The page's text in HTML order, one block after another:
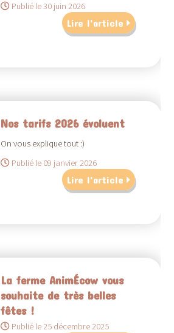
Publié le 30 juin 2026
Lire l'article
Nos tarifs 2026 évoluent
On vous explique tout :)
Publié le 09 janvier 2026
Lire l'article
La ferme AnimÉcow vous
souhaite de très belles
fêtes !
Publié le 25 décembre 2025